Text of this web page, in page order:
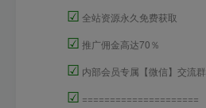
☑ 全站资源永久免费获取
☑ 推广佣金高达70％
☑ 内部会员专属【微信】交流群
☑ =====================